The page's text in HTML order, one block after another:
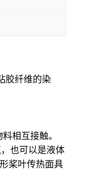
胶纤维的染
相互接触。
也可以是液体
桨叶传热面具